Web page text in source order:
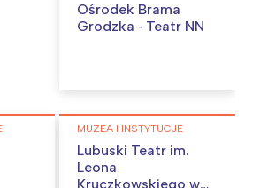
Ośrodek Brama
Grodzka ‐ Teatr NN
MUZEA I INSTYTUCJE
Lubuski Teatr im.
Leona
Kruczkowskiego w
mnie wydarzenia z
regionu: